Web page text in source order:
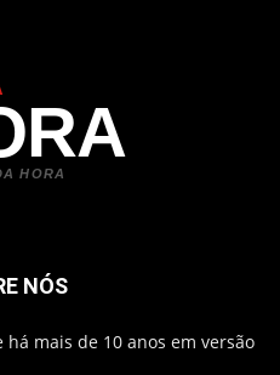
HORA
NÓS
há mais de 10 anos em versão